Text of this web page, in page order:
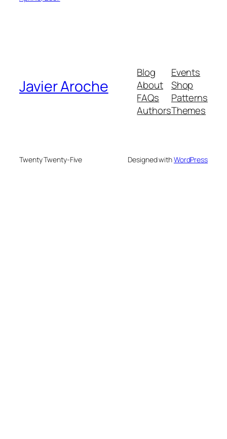
Javier Aroche
Blog
About
FAQs
Authors
Events
Shop
Patterns
Themes
Twenty Twenty-Five Designed withWordPress